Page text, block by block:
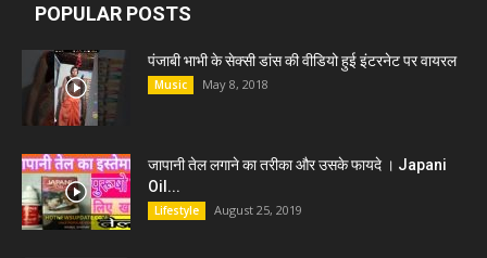
POPULAR POSTS
पंजाबी भाभी के सेक्सी डांस की वीडियो हुई इंटरनेट पर वायरल
Music May 8, 2018
जापानी तेल लगाने का तरीका और उसके फायदे । Japani
Oil...
Lifestyle August 25, 2019